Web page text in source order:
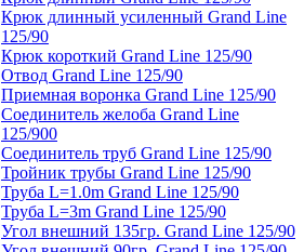
Крюк длинный усиленный Grand Line
125/90
Крюк короткий Grand Line 125/90
Отвод Grand Line 125/90
Приемная воронка Grand Line 125/90
Соединитель желоба Grand Line
125/900
Соединитель труб Grand Line 125/90
Тройник трубы Grand Line 125/90
Труба L=1.0m Grand Line 125/90
Труба L=3m Grand Line 125/90
Угол внешний 135гр. Grand Line 125/90